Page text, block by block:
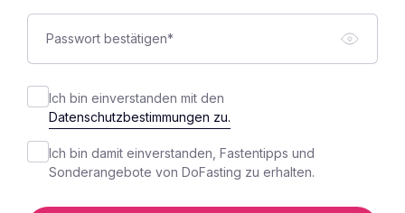
Passwort bestätigen*
Ich bin einverstanden mit den
Datenschutzbestimmungen zu.
Ich bin damit einverstanden, Fastentipps und
Sonderangebote von DoFasting zu erhalten.